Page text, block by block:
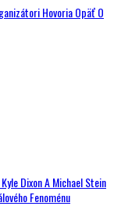
Hovoria Opäť O
Dixon A Michael Stein
Fenoménu